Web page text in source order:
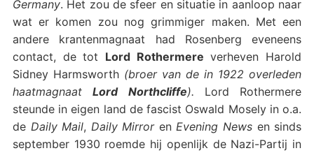
Germany. Het zou de sfeer en situatie in aanloop naar
wat er komen zou nog grimmiger maken. Met een
andere krantenmagnaat had Rosenberg eveneens
contact, de tot Lord Rothermere verheven Harold
Sidney Harmsworth (broer van de in 1922 overleden
haatmagnaatLord Northcliffe). Lord Rothermere
steunde in eigen land de fascist Oswald Mosely in o.a.
de Daily Mail, Daily Mirroren Evening Newsen sinds
september 1930 roemde hij openlijk de Nazi-Partij in